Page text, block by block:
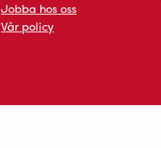
Jobba hos oss
Vår policy